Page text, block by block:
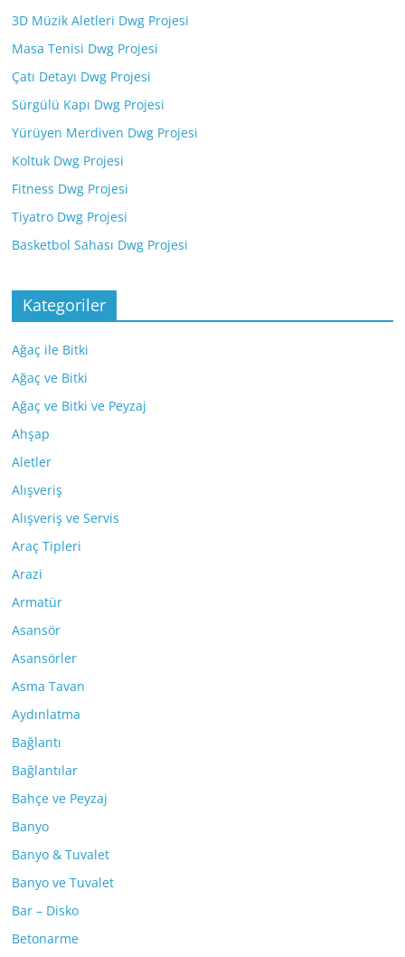
3D Müzik Aletleri Dwg Projesi
Masa Tenisi Dwg Projesi
Çatı Detayı Dwg Projesi
Sürgülü Kapı Dwg Projesi
Yürüyen Merdiven Dwg Projesi
Koltuk Dwg Projesi
Fitness Dwg Projesi
Tiyatro Dwg Projesi
Basketbol Sahası Dwg Projesi
Kategoriler
Ağaç ile Bitki
Ağaç ve Bitki
Ağaç ve Bitki ve Peyzaj
Ahşap
Aletler
Alışveriş
Alışveriş ve Servis
Araç Tipleri
Arazi
Armatür
Asansör
Asansörler
Asma Tavan
Aydınlatma
Bağlantı
Bağlantılar
Bahçe ve Peyzaj
Banyo
Banyo & Tuvalet
Banyo ve Tuvalet
Bar – Disko
Betonarme